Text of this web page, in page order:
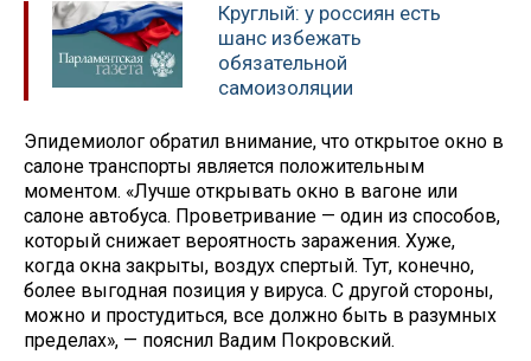
Круглый: у россиян есть
шанс избежать
обязательной
самоизоляции
Эпидемиолог обратил внимание, что открытое окно в
салоне транспорты является положительным
моментом. «Лучше открывать окно в вагоне или
салоне автобуса. Проветривание — один из способов,
который снижает вероятность заражения. Хуже,
когда окна закрыты, воздух спертый. Тут, конечно,
более выгодная позиция у вируса. С другой стороны,
можно и простудиться, все должно быть в разумных
пределах», — пояснил Вадим Покровский.